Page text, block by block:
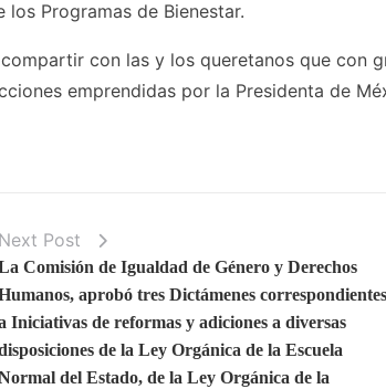
Programas de Bienestar.
con las y los queretanos que con
emprendidas por la Presidenta de
Next Post
Comisión de Igualdad de Género y Derechos
aprobó tres Dictámenes correspondientes
Iniciativas de reformas y adiciones a diversas
de la Ley Orgánica de la Escuela
del Estado, de la Ley Orgánica de la